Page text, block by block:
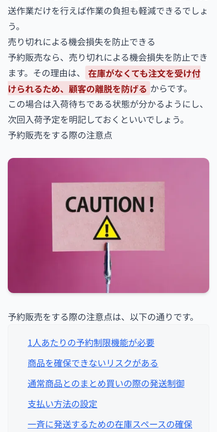
送作業だけを行えば作業の負担も軽減できるでしょ
う。
売り切れによる機会損失を防止できる
予約販売なら、売り切れによる機会損失を防止でき
ます。その理由は、
在庫がなくても注文を受け付
けられるため、顧客の離脱を防げる からです。
この場合は入荷待ちである状態が分かるようにし、
次回入荷予定を明記しておくといいでしょう。
予約販売をする際の注意点
予約販売をする際の注意点は、以下の通りです。
1人あたりの予約制限機能が必要
商品を確保できないリスクがある
通常商品とのまとめ買いの際の発送制御
支払い方法の設定
一斉に発送するための在庫スペースの確保